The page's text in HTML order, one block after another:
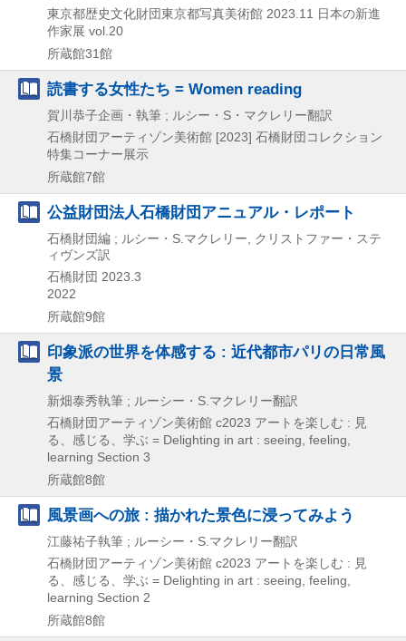
東京都歴史文化財団東京都写真美術館 2023.11 日本の新進
作家展 vol.20
所蔵館31館
読書する女性たち = Women reading
賀川恭子企画・執筆 ; ルシー・S・マクレリー翻訳
石橋財団アーティゾン美術館 [2023] 石橋財団コレクション
特集コーナー展示
所蔵館7館
公益財団法人石橋財団アニュアル・レポート
石橋財団編 ; ルシー・S.マクレリー, クリストファー・ステ
ィヴンズ訳
石橋財団 2023.3
2022
所蔵館9館
印象派の世界を体感する : 近代都市パリの日常風
景
新畑泰秀執筆 ; ルーシー・S.マクレリー翻訳
石橋財団アーティゾン美術館 c2023 アートを楽しむ : 見
る、感じる、学ぶ = Delighting in art : seeing, feeling,
learning Section 3
所蔵館8館
風景画への旅 : 描かれた景色に浸ってみよう
江藤祐子執筆 ; ルーシー・S.マクレリー翻訳
石橋財団アーティゾン美術館 c2023 アートを楽しむ : 見
る、感じる、学ぶ = Delighting in art : seeing, feeling,
learning Section 2
所蔵館8館